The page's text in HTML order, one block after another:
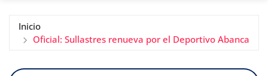
Inicio
Oficial: Sullastres renueva por el Deportivo Abanca